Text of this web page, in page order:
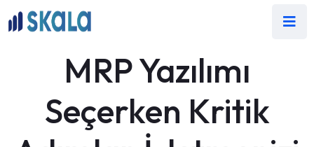
MRP Yazılımı
Seçerken Kritik